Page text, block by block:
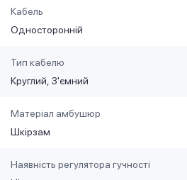
Кабель
Односторонній
Тип кабелю
Круглий З'ємний
Матеріал амбушюр
Шкірзам
Наявність регулятора гучності